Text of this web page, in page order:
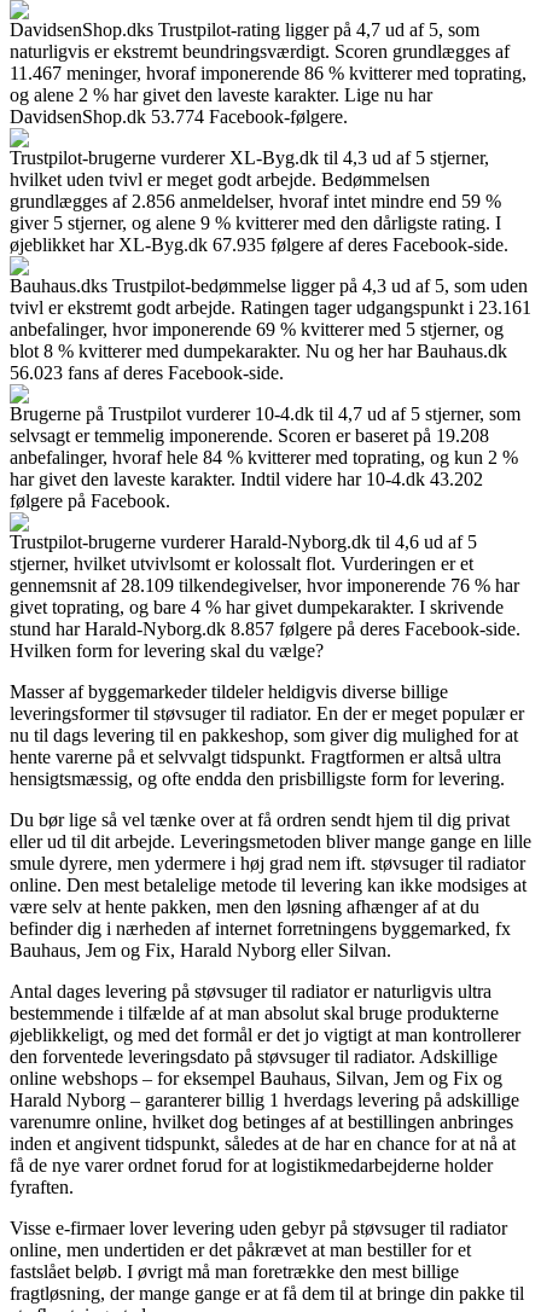
DavidsenShop.dks Trustpilot-rating ligger på 4,7 ud af 5, som
naturligvis er ekstremt beundringsværdigt. Scoren grundlægges af
11.467 meninger, hvoraf imponerende 86 % kvitterer med toprating,
og alene 2 % har givet den laveste karakter. Lige nu har
DavidsenShop.dk 53.774 Facebook-følgere.
Trustpilot-brugerne vurderer XL-Byg.dk til 4,3 ud af 5 stjerner,
hvilket uden tvivl er meget godt arbejde. Bedømmelsen
grundlægges af 2.856 anmeldelser, hvoraf intet mindre end 59 %
giver 5 stjerner, og alene 9 % kvitterer med den dårligste rating. I
øjeblikket har XL-Byg.dk 67.935 følgere af deres Facebook-side.
Bauhaus.dks Trustpilot-bedømmelse ligger på 4,3 ud af 5, som uden
tvivl er ekstremt godt arbejde. Ratingen tager udgangspunkt i 23.161
anbefalinger, hvor imponerende 69 % kvitterer med 5 stjerner, og
blot 8 % kvitterer med dumpekarakter. Nu og her har Bauhaus.dk
56.023 fans af deres Facebook-side.
Brugerne på Trustpilot vurderer 10-4.dk til 4,7 ud af 5 stjerner, som
selvsagt er temmelig imponerende. Scoren er baseret på 19.208
anbefalinger, hvoraf hele 84 % kvitterer med toprating, og kun 2 %
har givet den laveste karakter. Indtil videre har 10-4.dk 43.202
følgere på Facebook.
Trustpilot-brugerne vurderer Harald-Nyborg.dk til 4,6 ud af 5
stjerner, hvilket utvivlsomt er kolossalt flot. Vurderingen er et
gennemsnit af 28.109 tilkendegivelser, hvor imponerende 76 % har
givet toprating, og bare 4 % har givet dumpekarakter. I skrivende
stund har Harald-Nyborg.dk 8.857 følgere på deres Facebook-side.
Hvilken form for levering skal du vælge?
Masser af byggemarkeder tildeler heldigvis diverse billige
leveringsformer til støvsuger til radiator. En der er meget populær er
nu til dags levering til en pakkeshop, som giver dig mulighed for at
hente varerne på et selvvalgt tidspunkt. Fragtformen er altså ultra
hensigtsmæssig, og ofte endda den prisbilligste form for levering.
Du bør lige så vel tænke over at få ordren sendt hjem til dig privat
eller ud til dit arbejde. Leveringsmetoden bliver mange gange en lille
smule dyrere, men ydermere i høj grad nem ift. støvsuger til radiator
online. Den mest betalelige metode til levering kan ikke modsiges at
være selv at hente pakken, men den løsning afhænger af at du
befinder dig i nærheden af internet forretningens byggemarked, fx
Bauhaus, Jem og Fix, Harald Nyborg eller Silvan.
Antal dages levering på støvsuger til radiator er naturligvis ultra
bestemmende i tilfælde af at man absolut skal bruge produkterne
øjeblikkeligt, og med det formål er det jo vigtigt at man kontrollerer
den forventede leveringsdato på støvsuger til radiator. Adskillige
online webshops – for eksempel Bauhaus, Silvan, Jem og Fix og
Harald Nyborg – garanterer billig 1 hverdags levering på adskillige
varenumre online, hvilket dog betinges af at bestillingen anbringes
inden et angivent tidspunkt, således at de har en chance for at nå at
få de nye varer ordnet forud for at logistikmedarbejderne holder
fyraften.
Visse e-firmaer lover levering uden gebyr på støvsuger til radiator
online, men undertiden er det påkrævet at man bestiller for et
fastslået beløb. I øvrigt må man foretrække den mest billige
fragtløsning, der mange gange er at få dem til at bringe din pakke til